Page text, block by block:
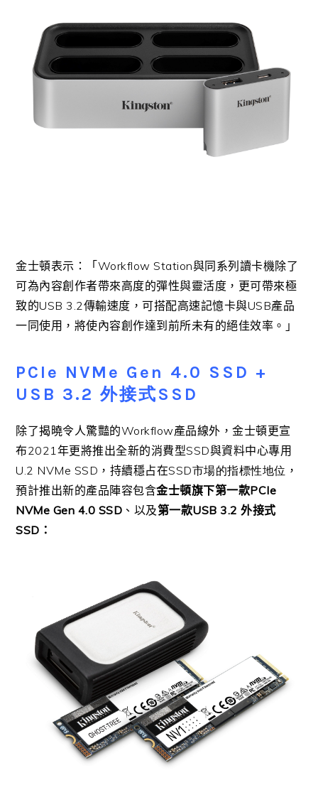
金士頓表示：「Workflow Station與同系列讀卡機除了
可為內容創作者帶來高度的彈性與靈活度，更可帶來極
致的USB 3.2傳輸速度，可搭配高速記憶卡與USB產品
一同使用，將使內容創作達到前所未有的絕佳效率。」
PCIe NVMe Gen 4.0 SSD +
USB 3.2 外接式SSD
除了揭曉令人驚豔的Workflow產品線外，金士頓更宣
布2021年更將推出全新的消費型SSD與資料中心專用
U.2 NVMe SSD ，持續穩占在SSD市場的指標性地位 ，
預計推出新的產品陣容包含金士頓旗下第一款PCIe
NVMe Gen 4.0 SSD 、以及第一款USB 3.2外接式
SSD ：